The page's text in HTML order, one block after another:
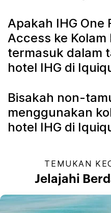
Apakah IHG One
Access ke Kolam
termasuk dalam
hotel IHG di
Bisakah non-
menggunakan
hotel IHG di
TEMUKAN
Jelajahi